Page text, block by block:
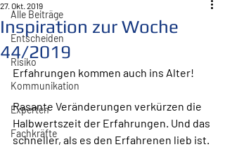
Alle Beiträge
Entscheiden
Risiko
Kommunikation
Experten
Fachkräfte
Inspiration zur Woche
44/2019
27. Okt. 2019
Erfahrungen kommen auch ins Alter!
Rasante Veränderungen verkürzen die
Halbwertszeit der Erfahrungen. Und das
schneller, als es den Erfahrenen lieb ist.